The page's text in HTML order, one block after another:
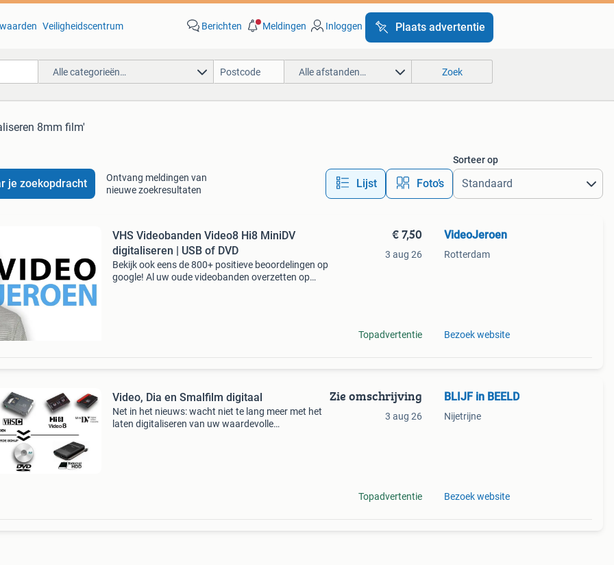
Veiligheidscentrum Berichten Meldingen Inloggen Plaats advertentie
Alle categorieën… Alle afstanden… Zoek
8mm film'
je zoekopdracht
Ontvang meldingen van
nieuwe zoekresultaten
Lijst Foto’s
Sorteer op
VHS Videobanden Video8 Hi8 MiniDV
digitaliseren | USB of DVD
Bekijk ook eens de 800+ positieve beoordelingen op
google! Al uw oude videobanden overzetten op
€ 7,50
3 aug 26
Topadvertentie
VideoJeroen
Rotterdam
Bezoek website
Video, Dia en Smalfilm digitaal
Net in het nieuws: wacht niet te lang meer met het
laten digitaliseren van uw waardevolle
Zie omschrijving
3 aug 26
Topadvertentie
BLIJF in BEELD
Nijetrijne
Bezoek website